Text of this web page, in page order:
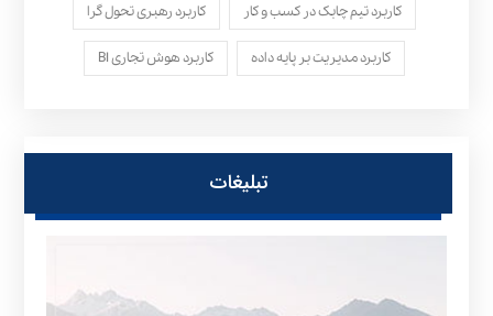
کاربرد تیم چابک در کسب و کار کاربرد رهبری تحول‌ گرا
کاربرد مدیریت بر پایه داده کاربرد هوش تجاری BI
تبلیغات